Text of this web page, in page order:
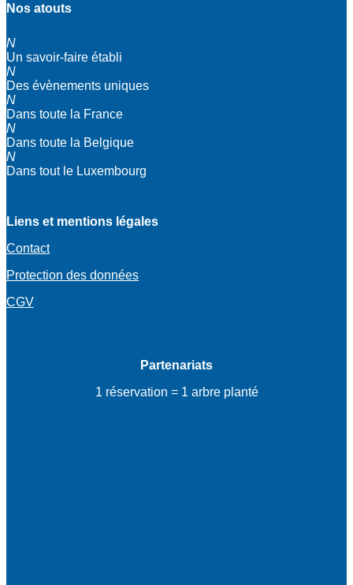
Nos atouts
N
Un savoir-faire établi
N
Des évènements uniques
N
Dans toute la France
N
Dans toute la Belgique
N
Dans tout le Luxembourg
Liens et mentions légales
Contact
Protection des données
CGV
Partenariats
1 réservation = 1 arbre planté